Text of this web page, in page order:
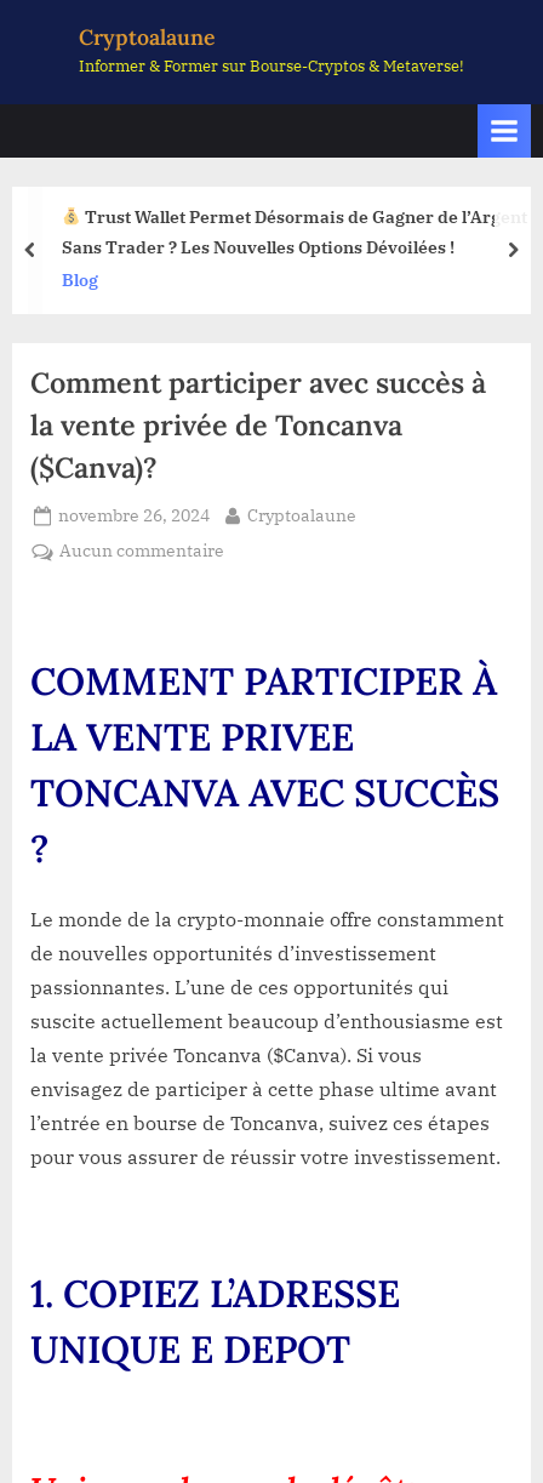
Cryptoalaune
Informer & Former sur Bourse-Cryptos & Metaverse!
Trust Wallet Permet Désormais de Gagner de l’Argent
Sans Trader ? Les Nouvelles Options Dévoilées !
Blog
prev
Comment participer avec succès à
la vente privée de Toncanva
($Canva)?
Posted
on
novembre 26, 2024 By
Cryptoalaune
Aucun commentaire
à
vente
de
COMMENT PARTICIPER À
LA VENTE PRIVEE
TONCANVAAVEC SUCCÈS
?
Le monde de la crypto-monnaie offre constamment
de nouvelles opportunités d’investissement
passionnantes. L’une de ces opportunités qui
suscite actuellement beaucoup d’enthousiasme est
la vente privée Toncanva ($Canva). Si vous
envisagez de participer à cette phase ultime avant
l’entrée en bourse de Toncanva, suivez ces étapes
pour vous assurer de réussir votre investissement.
1. COPIEZ L’ADRESSE
UNIQUE E DEPOT